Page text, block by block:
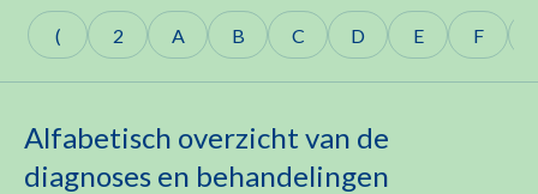
( 2 A B C D E F
Alfabetisch overzicht van de
diagnoses en behandelingen